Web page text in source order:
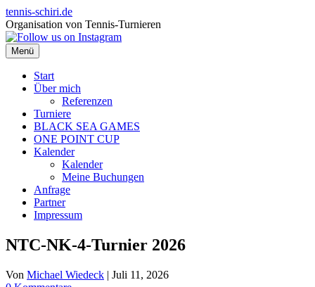
Zum
Inhalt
springen
tennis-schiri.de
Organisation von Tennis-Turnieren
Menü
Start
Über mich
Referenzen
Turniere
BLACK SEA GAMES
ONE POINT CUP
Kalender
Kalender
Meine Buchungen
Anfrage
Partner
Impressum
NTC-NK-4-Turnier 2026
Von Michael Wiedeck | Juli 11, 2026